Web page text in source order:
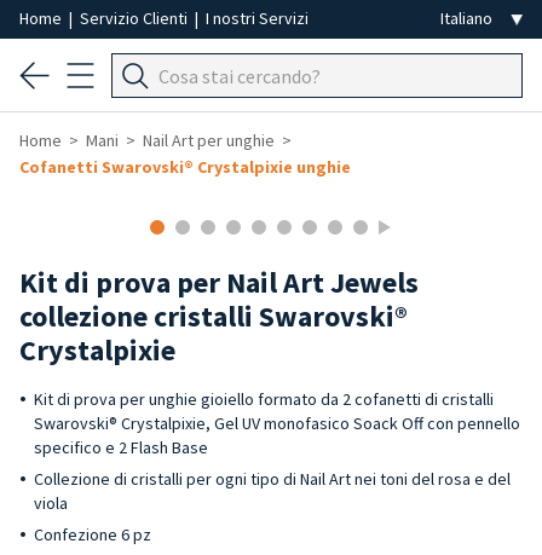
Home | Servizio Clienti | I nostri Servizi
Home Mani
Nail Art per unghie
Cofanetti Swarovski® Crystalpixie unghie
Kit di prova per Nail Art Jewels
collezione cristalli Swarovski®
Crystalpixie
Kit di prova per unghie gioiello formato da 2 cofanetti di cristalli
Swarovski® Crystalpixie, Gel UV monofasico Soack Off con pennello
specifico e 2 Flash Base
Collezione di cristalli per ogni tipo di Nail Art nei toni del rosa e del
viola
Confezione 6 pz